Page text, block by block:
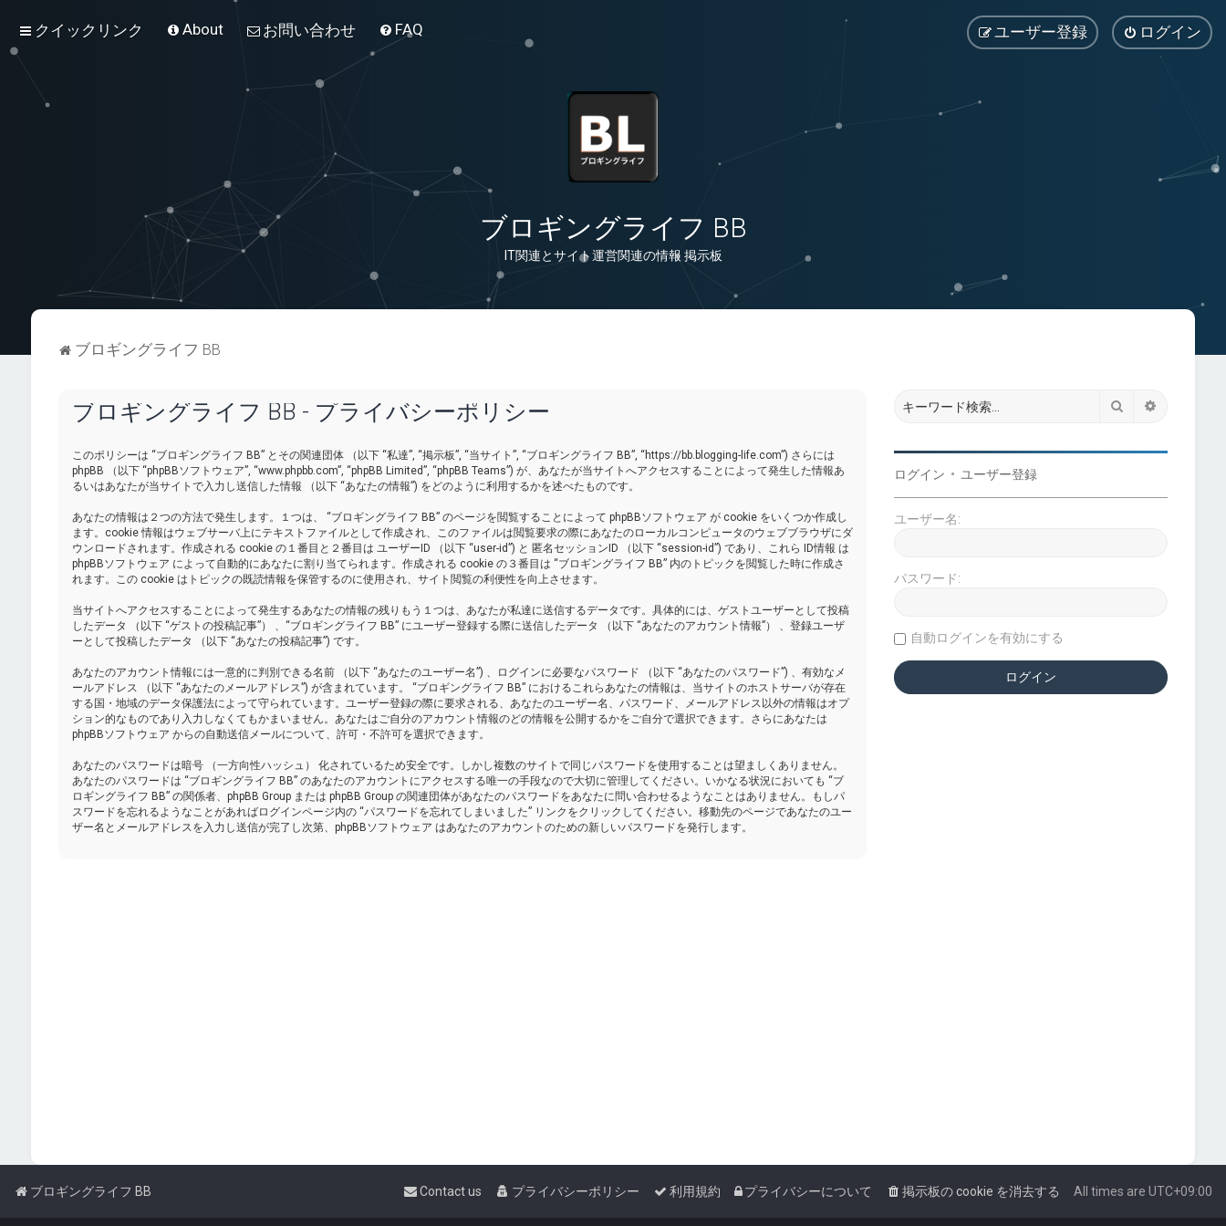
クイックリンク About お問い合わせ FAQ ログイン
ユーザー登録
ブロギングライフ BB
IT関連とサイト運営関連の情報 掲示板
ブロギングライフ BB
ブロギングライフ BB - プライバシーポリシー
このポリシーは “ブロギングライフ BB” とその関連団体 （以下 “私達”, “掲示板”, “当サイト”, “ブロギングライフ BB”, “https://bb.blogging-life.com”) さらには
phpBB （以下 “phpBBソフトウェア”, “www.phpbb.com”, “phpBB Limited”, “phpBB Teams”) が、あなたが当サイトへアクセスすることによって発生した情報あ
るいはあなたが当サイトで入力し送信した情報 （以下 “あなたの情報”) をどのように利用するかを述べたものです。
あなたの情報は２つの方法で発生します。１つは、 “ブロギングライフ BB” のページを閲覧することによって phpBBソフトウェア が cookie をいくつか作成し
ます。cookie 情報はウェブサーバ上にテキストファイルとして作成され、このファイルは閲覧要求の際にあなたのローカルコンピュータのウェブブラウザにダ
ウンロードされます。作成される cookie の１番目と２番目は ユーザーID （以下 “user-id”) と 匿名セッションID （以下 “session-id”) であり、これら ID情報 は
phpBBソフトウェア によって自動的にあなたに割り当てられます。作成される cookie の３番目は “ブロギングライフ BB” 内のトピックを閲覧した時に作成さ
れます。この cookie はトピックの既読情報を保管するのに使用され、サイト閲覧の利便性を向上させます。
当サイトへアクセスすることによって発生するあなたの情報の残りもう１つは、あなたが私達に送信するデータです。具体的には、ゲストユーザーとして投稿
したデータ （以下 “ゲストの投稿記事”） 、“ブロギングライフ BB” にユーザー登録する際に送信したデータ （以下 “あなたのアカウント情報”） 、登録ユーザ
ーとして投稿したデータ （以下 “あなたの投稿記事”) です。
あなたのアカウント情報には一意的に判別できる名前 （以下 “あなたのユーザー名”) 、ログインに必要なパスワード （以下 “あなたのパスワード”) 、有効なメ
ールアドレス （以下 “あなたのメールアドレス”) が含まれています。 “ブロギングライフ BB” におけるこれらあなたの情報は、当サイトのホストサーバが存在
する国・地域のデータ保護法によって守られています。ユーザー登録の際に要求される、あなたのユーザー名、パスワード、メールアドレス以外の情報はオプ
ション的なものであり入力しなくてもかまいません。あなたはご自分のアカウント情報のどの情報を公開するかをご自分で選択できます。さらにあなたは
phpBBソフトウェア からの自動送信メールについて、許可・不許可を選択できます。
あなたのパスワードは暗号 （一方向性ハッシュ） 化されているため安全です。しかし複数のサイトで同じパスワードを使用することは望ましくありません。
あなたのパスワードは “ブロギングライフ BB” のあなたのアカウントにアクセスする唯一の手段なので大切に管理してください。いかなる状況においても “ブ
ロギングライフ BB” の関係者、phpBB Group または phpBB Group の関連団体があなたのパスワードをあなたに問い合わせるようなことはありません。もしパ
スワードを忘れるようなことがあればログインページ内の “パスワードを忘れてしまいました” リンクをクリックしてください。移動先のページであなたのユー
ザー名とメールアドレスを入力し送信が完了し次第、phpBBソフトウェア はあなたのアカウントのための新しいパスワードを発行します。
検索
ログイン • ユーザー登録
ユーザー名:
パスワード:
自動ログインを有効にする
ブロギングライフ BB All times are UTC+09:00
掲示板の cookie を消去する
プライバシーについて
利用規約
プライバシーポリシー
Contact us